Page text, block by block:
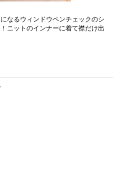
なるウィンドウペンチェックのシ
ニットのインナーに着て襟だけ出